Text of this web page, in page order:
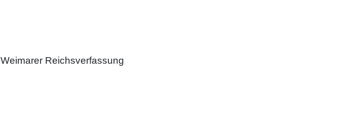
Reichsverfassung